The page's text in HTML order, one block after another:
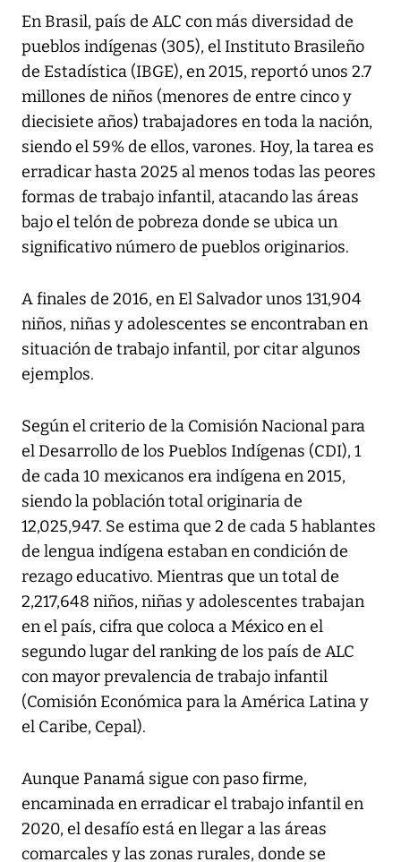
En Brasil, país de ALC con más diversidad de
pueblos indígenas (305), el Instituto Brasileño
de Estadística (IBGE), en 2015, reportó unos 2.7
millones de niños (menores de entre cinco y
diecisiete años) trabajadores en toda la nación,
siendo el 59% de ellos, varones. Hoy, la tarea es
erradicar hasta 2025 al menos todas las peores
formas de trabajo infantil, atacando las áreas
bajo el telón de pobreza donde se ubica un
significativo número de pueblos originarios.
A finales de 2016, en El Salvador unos 131,904
niños, niñas y adolescentes se encontraban en
situación de trabajo infantil, por citar algunos
ejemplos.
Según el criterio de la Comisión Nacional para
el Desarrollo de los Pueblos Indígenas (CDI), 1
de cada 10 mexicanos era indígena en 2015,
siendo la población total originaria de
12,025,947. Se estima que 2 de cada 5 hablantes
de lengua indígena estaban en condición de
rezago educativo. Mientras que un total de
2,217,648 niños, niñas y adolescentes trabajan
en el país, cifra que coloca a México en el
segundo lugar del ranking de los país de ALC
con mayor prevalencia de trabajo infantil
(Comisión Económica para la América Latina y
el Caribe, Cepal).
Aunque Panamá sigue con paso firme,
encaminada en erradicar el trabajo infantil en
2020, el desafío está en llegar a las áreas
comarcales y las zonas rurales, donde se